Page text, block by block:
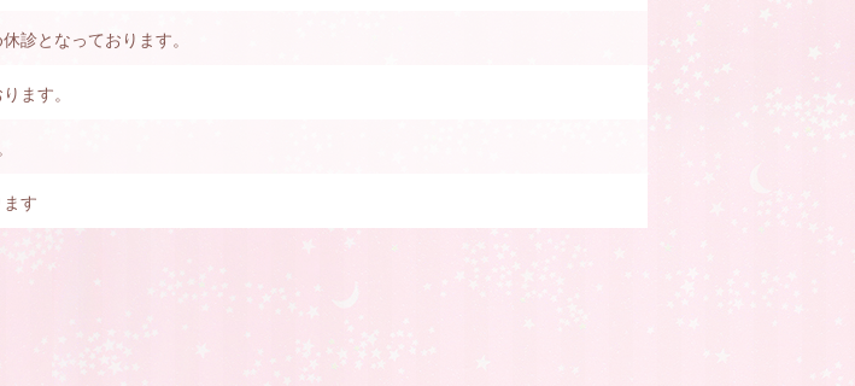
診となっております。
ます。
す